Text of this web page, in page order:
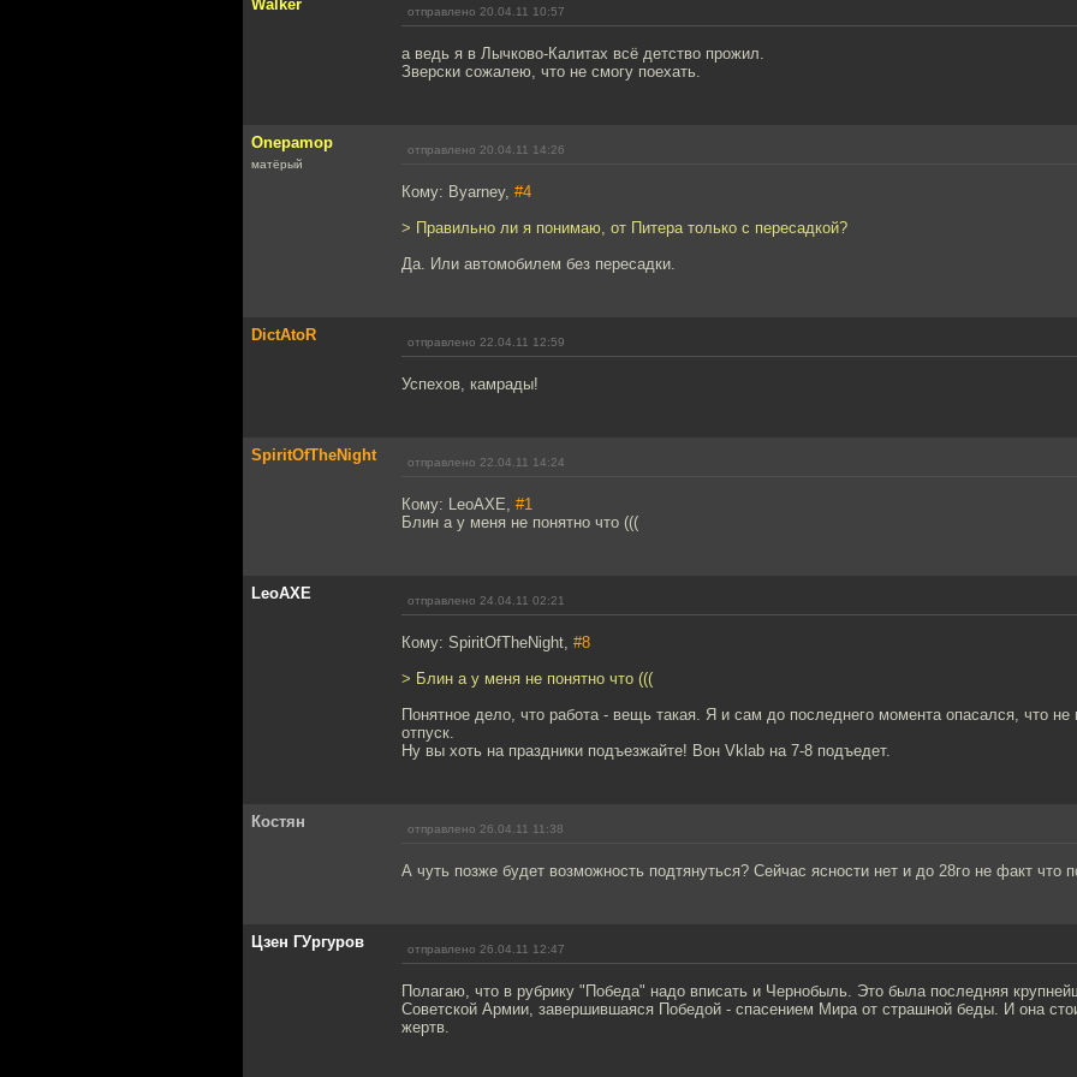
Walker отправлено 20.04.11 10:57
а ведь я в Лычково-Калитах всё детство прожил.
Зверски сожалею, что не смогу поехать.
Onepamop
матёрый
отправлено 20.04.11 14:26
Кому: Byarney, #4
> Правильно ли я понимаю, от Питера только с пересадкой?
Да. Или автомобилем без пересадки.
DictAtoR отправлено 22.04.11 12:59
Успехов, камрады!
SpiritOfTheNight отправлено 22.04.11 14:24
Кому: LeoAXE, #1
Блин а у меня не понятно что (((
LeoAXE отправлено 24.04.11 02:21
Кому: SpiritOfTheNight, #8
> Блин а у меня не понятно что (((
Понятное дело, что работа - вещь такая. Я и сам до последнего момента опасался, что не
отпуск.
Ну вы хоть на праздники подъезжайте! Вон Vklab на 7-8 подъедет.
Костян отправлено 26.04.11 11:38
А чуть позже будет возможность подтянуться? Сейчас ясности нет и до 28го не факт что
Цзен ГУргуров отправлено 26.04.11 12:47
Полагаю, что в рубрику "Победа" надо вписать и Чернобыль. Это была последняя
Советской Армии, завершившаяся Победой - спасением Мира от страшной беды. И она
жертв.